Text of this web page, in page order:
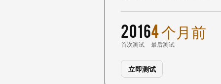
2016
首次测试
4 个月前
最后测试
立即测试